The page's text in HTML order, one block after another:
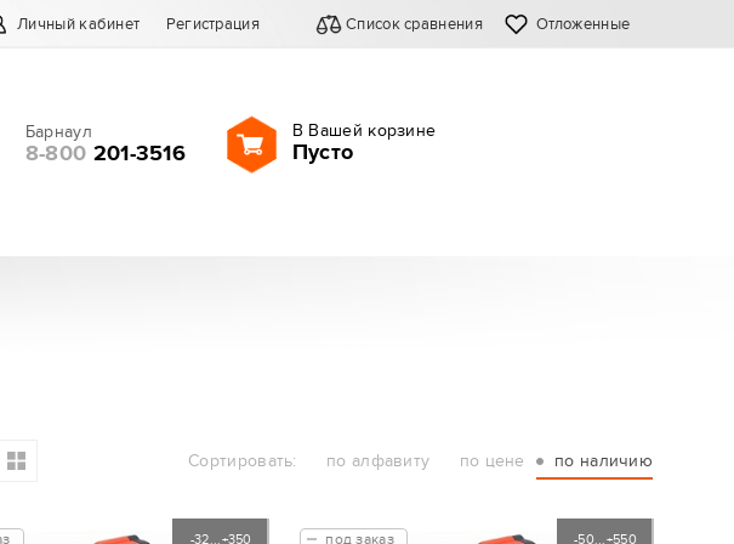
Личный кабинет Регистрация Список сравнения Отложенные
Барнаул
8-800 201-3516
В Вашей корзине
Пусто
Сортировать: по алфавиту по цене по наличию
-32...+350
под заказ
-50...+550